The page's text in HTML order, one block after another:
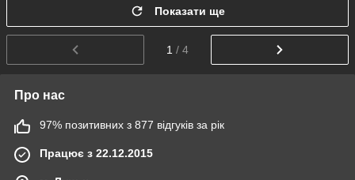
Показати ще
1 / 4
Про нас
97% позитивних з 877 відгуків за рік
Працює з 22.12.2015